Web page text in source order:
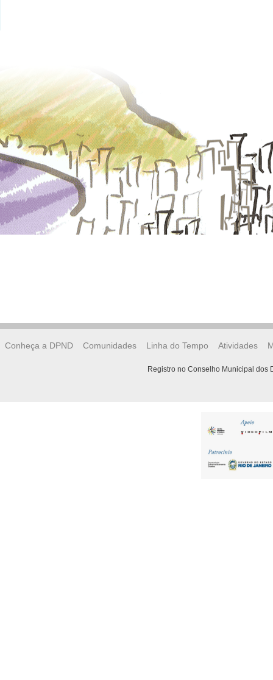
Conheça a DPND Comunidades Linha do Tempo Atividades
Registro no Conselho Municipal dos